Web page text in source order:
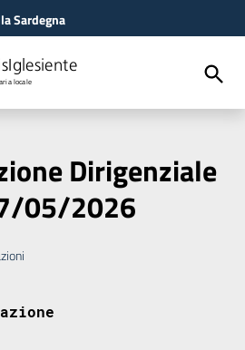
Sardegna
locale
Dirigenziale
05/2026